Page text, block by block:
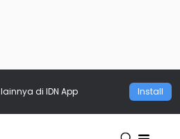
lainnya di IDN App Install